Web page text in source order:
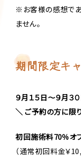
※お客様の感想で
ません。
期間限定キ
９月１５日～９月３
＼ ご予約の方に限
初回施術料70％オ
（通常初回料金￥